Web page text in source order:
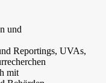
und
Reportings, UVAs,
mit